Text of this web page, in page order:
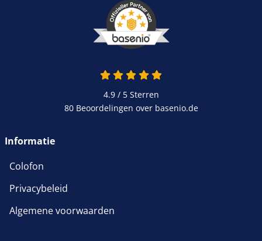
4.9 / 5Sterren
80 Beoordelingen over basenio.de
Informatie
Colofon
Privacybeleid
Algemene voorwaarden